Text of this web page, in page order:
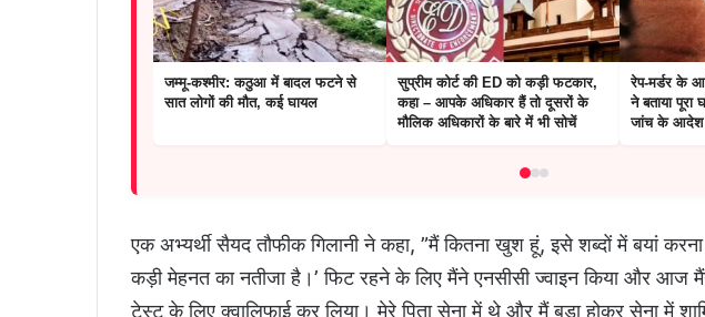
जम्मू-कश्मीर: कठुआ में बादल फटने से
सात लोगों की मौत, कई घायल
सुप्रीम कोर्ट की ED को कड़ी फटकार,
कहा – आपके अधिकार हैं तो दूसरों के
मौलिक अधिकारों के बारे में भी सोचें
रेप-मर्डर के
ने बताया
जांच के आदेश
एक अभ्यर्थी सैयद तौफीक गिलानी ने कहा, ”मैं कितना खुश हूं, इसे शब्दों में बयां
कड़ी मेहनत का नतीजा है।’ फिट रहने के लिए मैंने एनसीसी ज्वाइन किया और आज
टेस्ट के लिए क्वालिफाई कर लिया। मेरे पिता सेना में थे और मैं बड़ा होकर सेना में